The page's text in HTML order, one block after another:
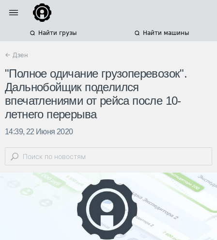
Найти грузы Найти машины
← Дзен
"Полное одичание грузоперевозок".
Дальнобойщик поделился
впечатлениями от рейса после 10-
летнего перерыва
14:39, 22 Июня 2020